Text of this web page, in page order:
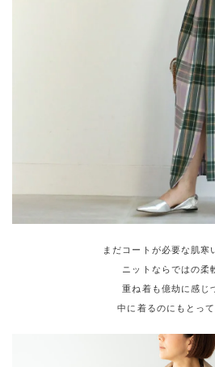
まだコートが必要な肌寒
ニットならではの柔
重ね着も億劫に感じ
中に着るのにもとって